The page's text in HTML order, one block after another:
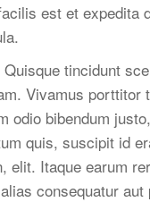
est et expedita
tincidunt
Vivamus porttitor
odio bibendum
quis, suscipit id
Itaque earum
consequatur aut